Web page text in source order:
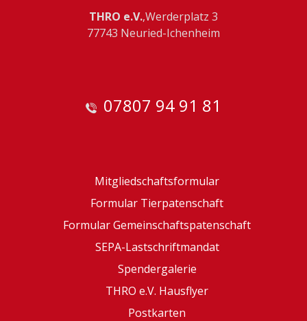
THRO e.V.,Werderplatz 3
77743 Neuried-Ichenheim
07807 94 91 81
Mitgliedschaftsformular
Formular Tierpatenschaft
Formular Gemeinschaftspatenschaft
SEPA-Lastschriftmandat
Spendergalerie
THRO e.V. Hausflyer
Postkarten